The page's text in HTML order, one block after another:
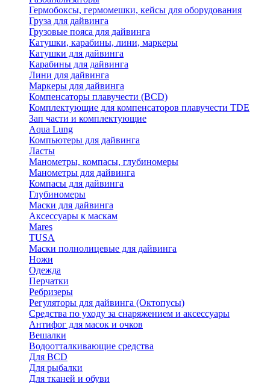
Гермобоксы, гермомешки, кейсы для оборудования
Груза для дайвинга
Грузовые пояса для дайвинга
Катушки, карабины, лини, маркеры
Катушки для дайвинга
Карабины для дайвинга
Лини для дайвинга
Маркеры для дайвинга
Компенсаторы плавучести (BCD)
Комплектующие для компенсаторов плавучести TDE
Зап части и комплектующие
Aqua Lung
Компьютеры для дайвинга
Ласты
Манометры, компасы, глубиномеры
Манометры для дайвинга
Компасы для дайвинга
Глубиномеры
Маски для дайвинга
Аксессуары к маскам
Mares
TUSA
Маски полнолицевые для дайвинга
Ножи
Одежда
Перчатки
Ребризеры
Регуляторы для дайвинга (Октопусы)
Средства по уходу за снаряжением и аксессуары
Антифог для масок и очков
Вешалки
Водоотталкивающие средства
Для BCD
Для рыбалки
Для тканей и обуви